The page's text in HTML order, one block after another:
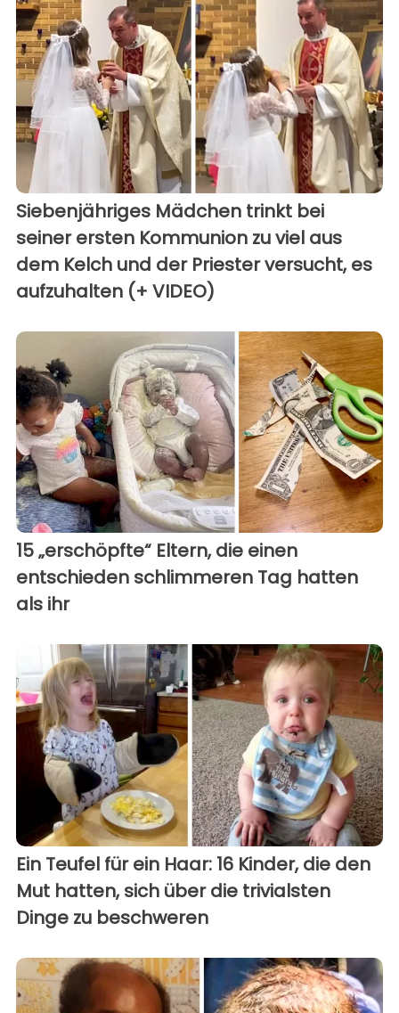
Siebenjähriges Mädchen trinkt bei
seiner ersten Kommunion zu viel aus
dem Kelch und der Priester versucht, es
aufzuhalten (+ VIDEO)
15 „erschöpfte“ Eltern, die einen
entschieden schlimmeren Tag hatten
als ihr
Ein Teufel für ein Haar: 16 Kinder, die den
Mut hatten, sich über die trivialsten
Dinge zu beschweren